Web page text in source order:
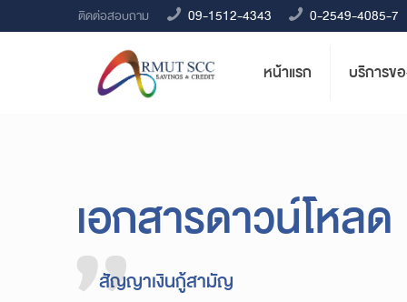
ติดต่อสอบถาม 09-1512-4343 0-2549-4085-7
หน้าแรก บริการข
เอกสารดาวน์โหลด
สัญญาเงินกู้สามัญ